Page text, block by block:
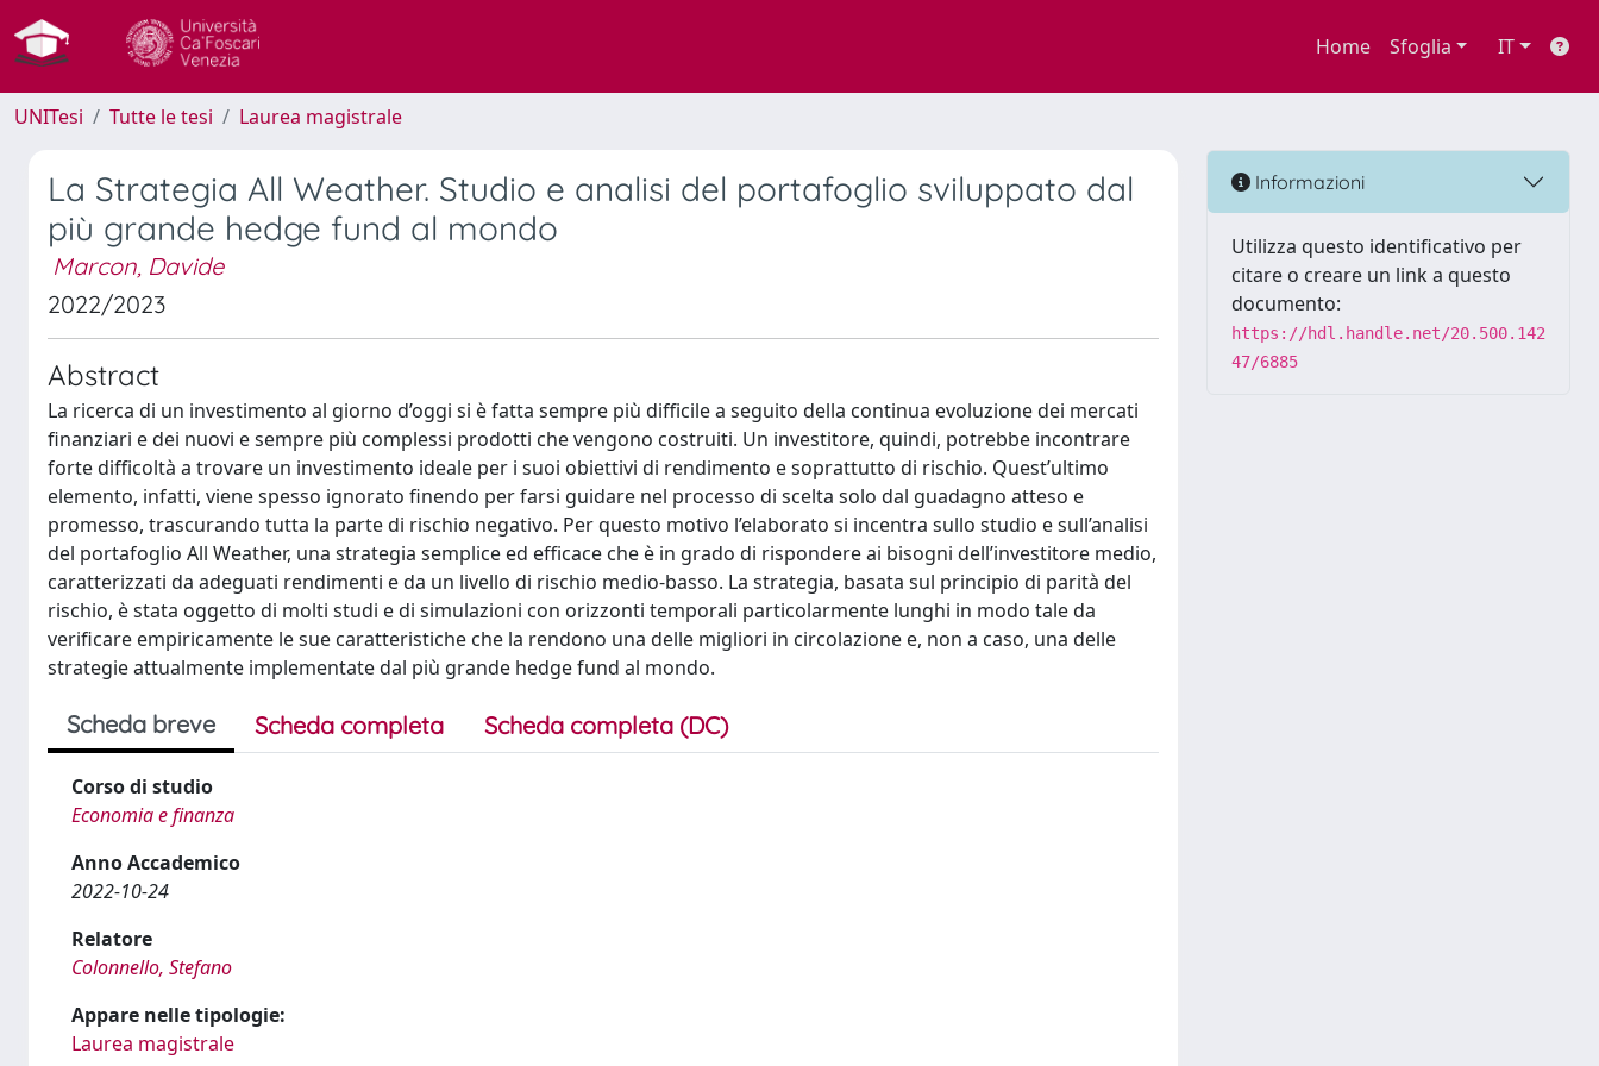
Home Sfoglia IT
UNITesi Tutte le tesi Laurea magistrale
La Strategia All Weather. Studio e analisi del portafoglio sviluppato dal
più grande hedge fund al mondo
Marcon, Davide
2022/2023
Abstract
La ricerca di un investimento al giorno d’oggi si è fatta sempre più difficile a seguito della continua evoluzione dei mercati
finanziari e dei nuovi e sempre più complessi prodotti che vengono costruiti. Un investitore, quindi, potrebbe incontrare
forte difficoltà a trovare un investimento ideale per i suoi obiettivi di rendimento e soprattutto di rischio. Quest’ultimo
elemento, infatti, viene spesso ignorato finendo per farsi guidare nel processo di scelta solo dal guadagno atteso e
promesso, trascurando tutta la parte di rischio negativo. Per questo motivo l’elaborato si incentra sullo studio e sull’analisi
del portafoglio All Weather, una strategia semplice ed efficace che è in grado di rispondere ai bisogni dell’investitore medio,
caratterizzati da adeguati rendimenti e da un livello di rischio medio-basso. La strategia, basata sul principio di parità del
rischio, è stata oggetto di molti studi e di simulazioni con orizzonti temporali particolarmente lunghi in modo tale da
verificare empiricamente le sue caratteristiche che la rendono una delle migliori in circolazione e, non a caso, una delle
strategie attualmente implementate dal più grande hedge fund al mondo.
Scheda breve Scheda completa Scheda completa (DC)
Corso di studio
Economia e finanza
Anno Accademico
2022-10-24
Relatore
Colonnello, Stefano
Appare nelle tipologie:
Laurea magistrale
Informazioni
Utilizza questo identificativo per
citare o creare un link a questo
documento:
https://hdl.handle.net/20.500.142
47/6885